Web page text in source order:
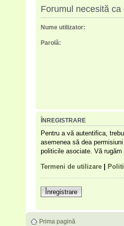
Forumul necesită
Nume utilizator:
Parolă:
ÎNREGISTRARE
Pentru a vă autentifica,
asemenea să dea
politicile asociate. Vă
Termeni de utilizare|
Înregistrare
Prima pagină